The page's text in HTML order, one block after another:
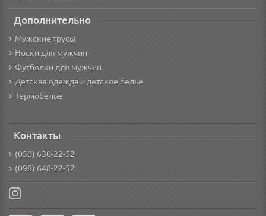
Дополнительно
Мужские трусы
Носки для мужчин
Футболки для мужчин
Детская одежда и детское белье
Термобелье
Контакты
(050) 630-22-52
(098) 648-22-52